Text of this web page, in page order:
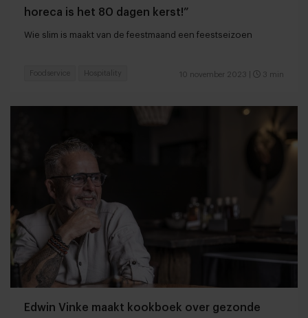
horeca is het 80 dagen kerst!”
Wie slim is maakt van de feestmaand een feestseizoen
10 november 2023 3 min
Foodservice Hospitality
Edwin Vinke maakt kookboek over gezonde